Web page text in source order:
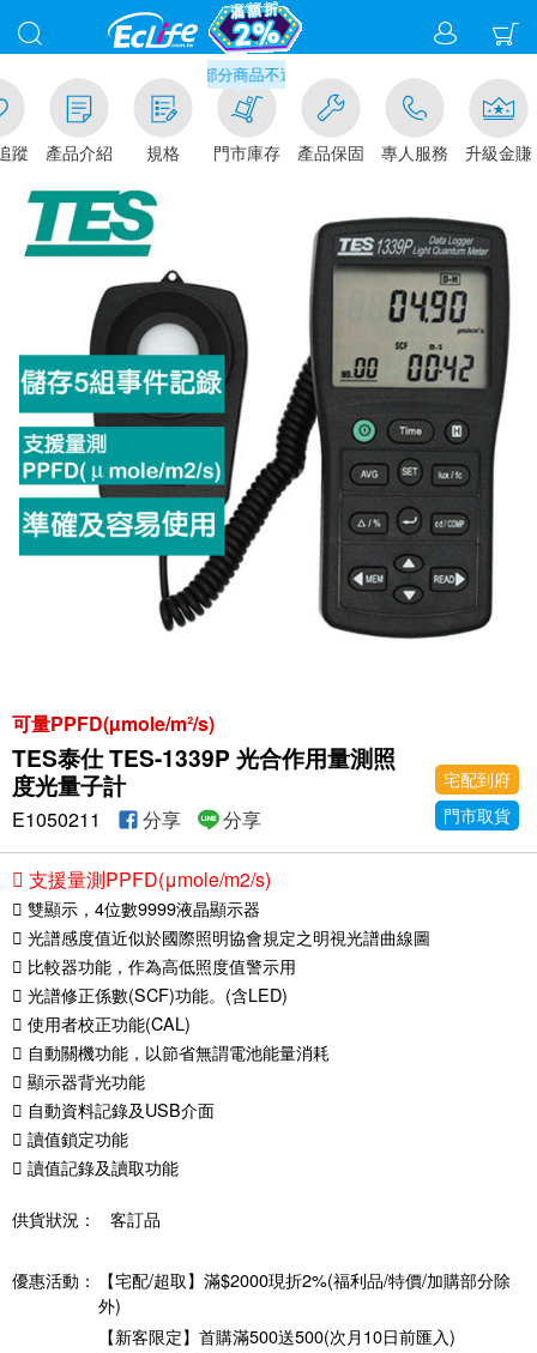
蹤 產品介紹 規格
滿千元門市取貨現折1%(部分商品不適用)-請點我看
門市庫存 產品保固 專人服務 升級金賺
可量PPFD(µmole/m²/s)
TES泰仕 TES-1339P 光合作用量測照
度光量子計
宅配到府
門市取貨
E1050211 分享 分享
 支援量測PPFD(μmole/m2/s)
 雙顯示，4位數9999液晶顯示器
 光譜感度值近似於國際照明協會規定之明視光譜曲線圖
 比較器功能，作為高低照度值警示用
 光譜修正係數(SCF)功能。(含LED)
 使用者校正功能(CAL)
 自動關機功能，以節省無謂電池能量消耗
 顯示器背光功能
 自動資料記錄及USB介面
 讀值鎖定功能
 讀值記錄及讀取功能
供貨狀況： 客訂品
優惠活動：
【宅配/超取】滿$2000現折2%(福利品/特價/加購部分除
外)
【新客限定】首購滿500送500(次月10日前匯入)